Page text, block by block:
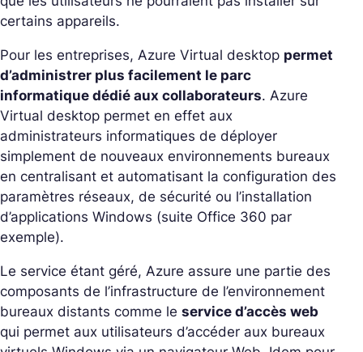
certains appareils.
Pour les entreprises, Azure Virtual desktop permet
d’administrer plus facilement le parc
informatique dédié aux collaborateurs. Azure
Virtual desktop permet en effet aux
administrateurs informatiques de déployer
simplement de nouveaux environnements bureaux
en centralisant et automatisant la configuration des
paramètres réseaux, de sécurité ou l’installation
d’applications Windows (suite Office 360 par
exemple).
Le service étant géré, Azure assure une partie des
composants de l’infrastructure de l’environnement
bureaux distants comme le service d’accès web
qui permet aux utilisateurs d’accéder aux bureaux